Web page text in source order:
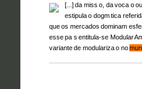
[...] da miss o, da voca o
estipula o dogm tica
que os mercados dominam
esse pa s entitula-se Modular
variante de modulariza o no